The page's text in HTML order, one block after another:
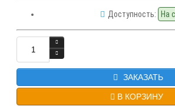
Доступность: На
ЗАКАЗАТЬ
В КОРЗИНУ